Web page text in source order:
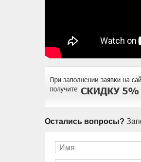
Остались вопросы?